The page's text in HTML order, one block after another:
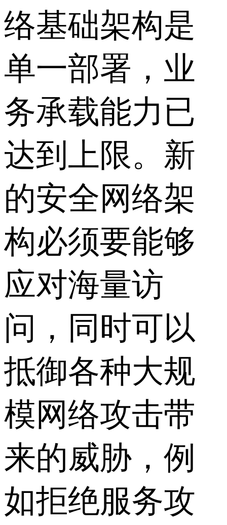
络基础架构是
单一部署，业
务承载能力已
达到上限。新
的安全网络架
构必须要能够
应对海量访
问，同时可以
抵御各种大规
模网络攻击带
来的威胁，例
如拒绝服务攻